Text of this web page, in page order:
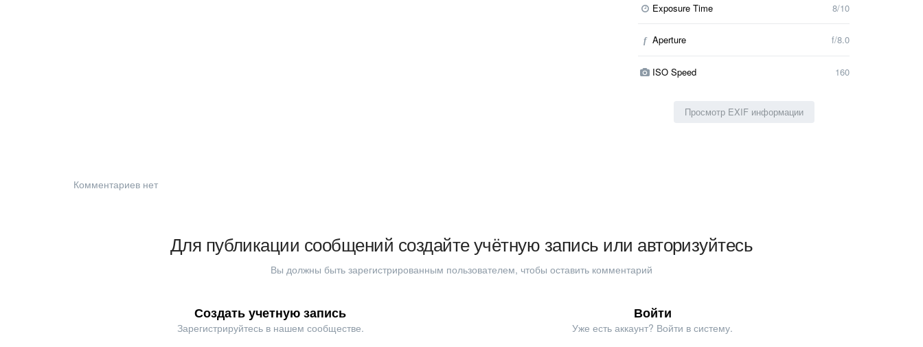
Exposure Time 8/10
f Aperture f/8.0
ISO Speed 160
Просмотр EXIF информации
Комментариев нет
Для публикации сообщений создайте учётную запись или авторизуйтесь
Вы должны быть зарегистрированным пользователем, чтобы оставить комментарий
Создать учетную запись
Зарегистрируйтесь в нашем сообществе.
Войти
Уже есть аккаунт? Войти в систему.